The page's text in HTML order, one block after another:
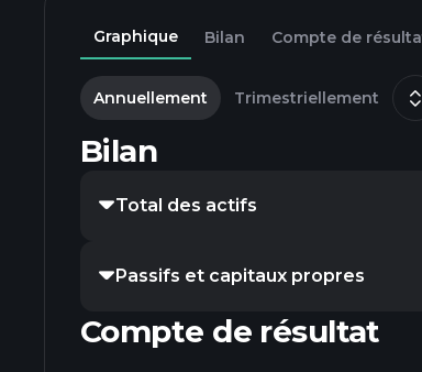
Graphique Bilan Compte de
Annuellement Trimestriellement
Bilan
Total des actifs
Passifs et capitaux propres
Compte de résultat